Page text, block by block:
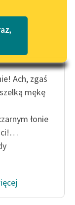
w formacie PDF
Ach, zgaś
mękę
łonie